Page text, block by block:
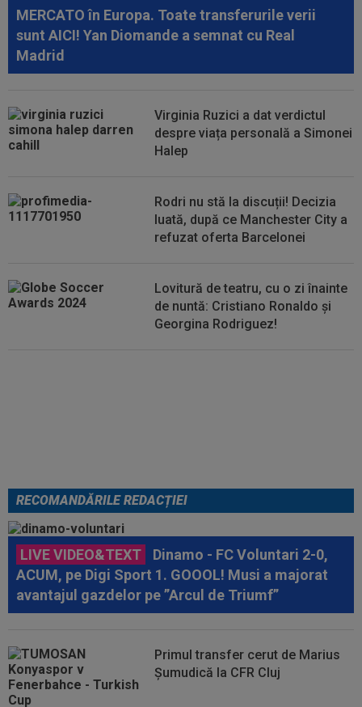
23:14
Primul transfer cerut de Marius Șumudică la
CFR Cluj
22:55 LIVE VIDEO&SCORE
Estrela - Sporting 0-0,
22:43 EXCLUSIV
Scandal în pauza meciului Dinamo
- FC Voluntari! Bogdan Bălănescu a coborât la...
MERCATO în Europa. Toate transferurile verii
sunt AICI! Yan Diomande a semnat cu Real
Madrid
Virginia Ruzici a dat verdictul
despre viața personală a Simonei
Halep
Rodri nu stă la discuții! Decizia
luată, după ce Manchester City a
refuzat oferta Barcelonei
Lovitură de teatru, cu o zi înainte
de nuntă: Cristiano Ronaldo și
Georgina Rodriguez!
RECOMANDĂRILE REDACȚIEI
LIVE VIDEO&TEXT
Dinamo - FC Voluntari 2-0,
ACUM, pe Digi Sport 1. GOOOL! Musi a majorat
avantajul gazdelor pe ”Arcul de Triumf”
Primul transfer cerut de Marius
Șumudică la CFR Cluj